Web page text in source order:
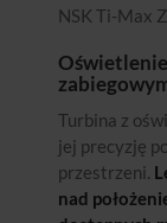
NSK Ti-Max
Turbina z
jej precyzję
przestrzeni.
nad